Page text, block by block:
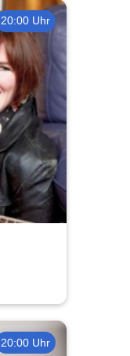
20:00 Uhr
20:00 Uhr